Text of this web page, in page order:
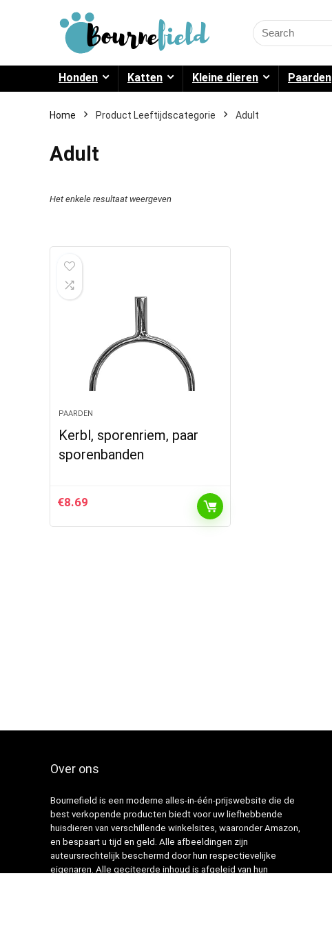
Search
for:
Honden Katten Kleine dieren Paarden
Home Product Leeftijdscategorie Adult
Adult
Het enkele resultaat weergeven
PAARDEN
Kerbl, sporenriem, paar
sporenbanden
€8.69
Over ons
Bournefield is een moderne alles-in-één-prijswebsite die de
best verkopende producten biedt voor uw liefhebbende
huisdieren van verschillende winkelsites, waaronder Amazon,
en bespaart u tijd en geld. Alle afbeeldingen zijn
auteursrechtelijk beschermd door hun respectievelijke
eigenaren. Alle geciteerde inhoud is afgeleid van hun